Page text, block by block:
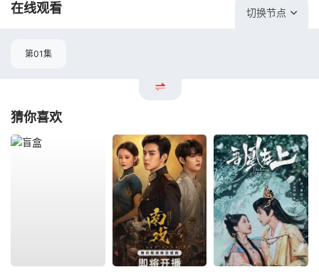
在线观看 切换节点
第01集
猜你喜欢